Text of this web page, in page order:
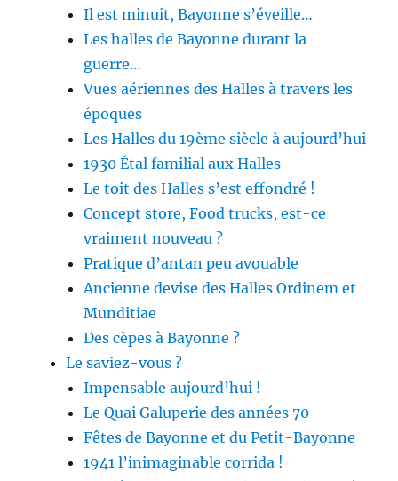
Il est minuit, Bayonne s’éveille…
Les halles de Bayonne durant la
guerre…
Vues aériennes des Halles à travers les
époques
Les Halles du 19ème siècle à aujourd’hui
1930 Étal familial aux Halles
Le toit des Halles s’est effondré !
Concept store, Food trucks, est-ce
vraiment nouveau ?
Pratique d’antan peu avouable
Ancienne devise des Halles Ordinem et
Munditiae
Des cèpes à Bayonne ?
Le saviez-vous ?
Impensable aujourd’hui !
Le Quai Galuperie des années 70
Fêtes de Bayonne et du Petit-Bayonne
1941 l’inimaginable corrida !